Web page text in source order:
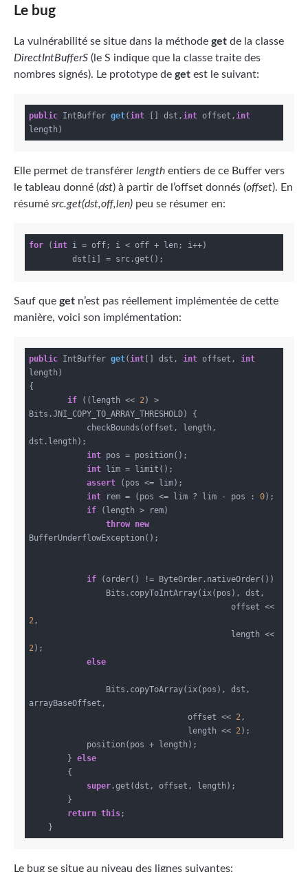
Le bug
La vulnérabilité se situe dans la méthode get de la classe
DirectIntBufferS (le S indique que la classe traite des
nombres signés). Le prototype de get est le suivant:
public IntBuffer get(int [] dst,int offset,int
length)
Elle permet de transférer length entiers de ce Buffer vers
le tableau donné (dst) à partir de l’offset donnés (offset). En
résumé src.get(dst,off,len) peu se résumer en:
for (int i = off; i < off + len; i++)
Sauf que get n’est pas réellement implémentée de cette
manière, voici son implémentation:
public IntBuffer get( int [] dst, int offset, int
length)
{
if ((length << 2 ) >
Bits.JNI_COPY_TO_ARRAY_THRESHOLD) {
dst.length);
int pos = position();
int lim = limit();
assert (pos <= lim);
int rem = (pos <= lim ? lim - pos : 0);
if (length > rem)
throw new
BufferUnderflowException();
if (order() != ByteOrder.nativeOrder())
2 ,
2 );
else
arrayBaseOffset,
                                 offset <<
2 ,
                                 length <<
2 );
        }
else
super .get(dst, offset, length);
return this ;
Le bug se situe au niveau des lignes suivantes: